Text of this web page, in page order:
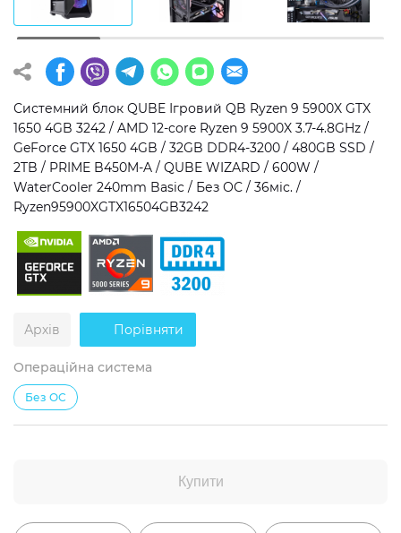
Операційна система
Windows 11 Home
Windows 11 Pro
Без ОС
Тип накопичувача
SSD
HDD
SSD + HDD
Додатково
RGB-підсвічування
Розблокований множник CPU
Надшвидкий M.2 SSD NVME
Системний блок QUBE Ігровий QB Ryzen 9 5900X GTX
1650 4GB 3242 / AMD 12-core Ryzen 9 5900X 3.7-4.8GHz /
GeForce GTX 1650 4GB / 32GB DDR4-3200 / 480GB SSD /
2TB / PRIME B450M-A / QUBE WIZARD / 600W /
WaterCooler 240mm Basic / Без ОС / 36міс. /
Ryzen95900XGTX16504GB3242
Архів Порівняти
Операційна система
Без ОС
Купити